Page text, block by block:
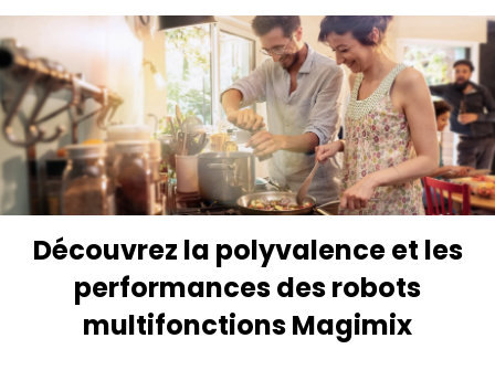
Découvrez la polyvalence et les
performances des robots
multifonctions Magimix